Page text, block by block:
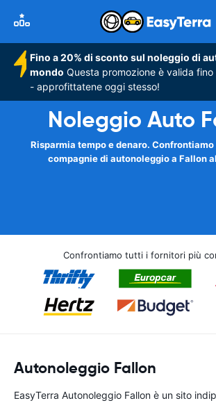
Fino a 20% di sconto sul noleggio di
mondo Questa promozione è valida
- approfittatene oggi stesso!
Noleggio Auto
Risparmia tempo e denaro.
compagnie di autonoleggio a Fallon
Confrontiamo tutti i fornitori più
Autonoleggio Fallon
EasyTerra Autonoleggio Fallon è un sito